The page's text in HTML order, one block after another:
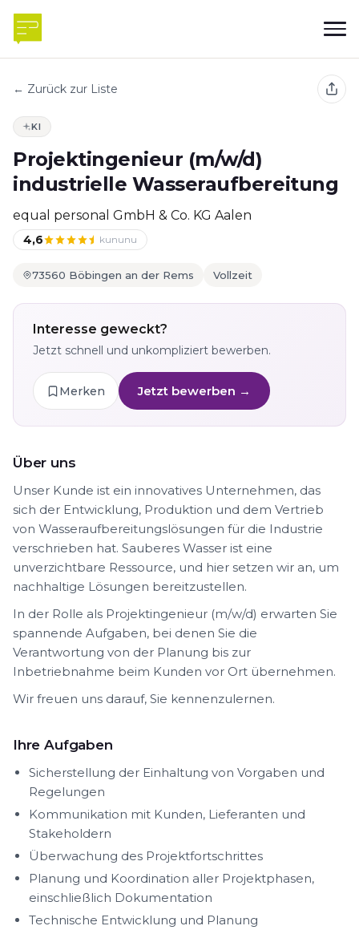
← Zurück zur Liste
KI
Projektingenieur (m/w/d)
industrielle Wasseraufbereitung
equal personal GmbH & Co. KG Aalen
4,6 kununu
73560 Böbingen an der Rems Vollzeit
Interesse geweckt?
Jetzt schnell und unkompliziert bewerben.
Merken Jetzt bewerben →
Über uns
Unser Kunde ist ein innovatives Unternehmen, das
sich der Entwicklung, Produktion und dem Vertrieb
von Wasseraufbereitungslösungen für die Industrie
verschrieben hat. Sauberes Wasser ist eine
unverzichtbare Ressource, und hier setzen wir an, um
nachhaltige Lösungen bereitzustellen.
In der Rolle als Projektingenieur (m/w/d) erwarten Sie
spannende Aufgaben, bei denen Sie die
Verantwortung von der Planung bis zur
Inbetriebnahme beim Kunden vor Ort übernehmen.
Wir freuen uns darauf, Sie kennenzulernen.
Ihre Aufgaben
Sicherstellung der Einhaltung von Vorgaben und
Regelungen
Kommunikation mit Kunden, Lieferanten und
Stakeholdern
Überwachung des Projektfortschrittes
Planung und Koordination aller Projektphasen,
einschließlich Dokumentation
Technische Entwicklung und Planung